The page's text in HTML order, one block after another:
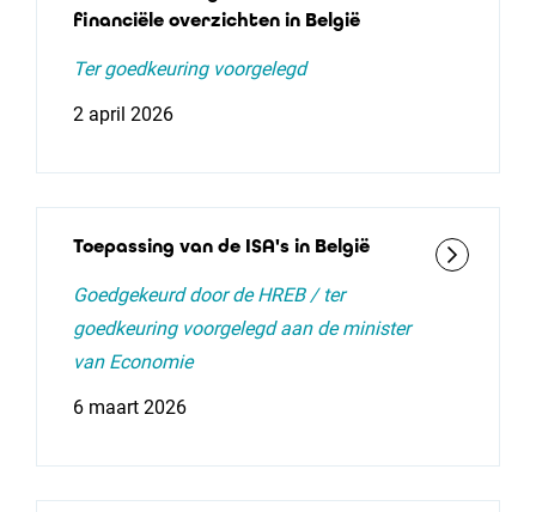
financiële overzichten in België
Ter goedkeuring voorgelegd
2 april 2026
Toepassing van de ISA's in België
Goedgekeurd door de HREB / ter
goedkeuring voorgelegd aan de minister
van Economie
6 maart 2026